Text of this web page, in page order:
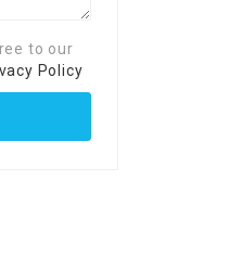
to our
Policy